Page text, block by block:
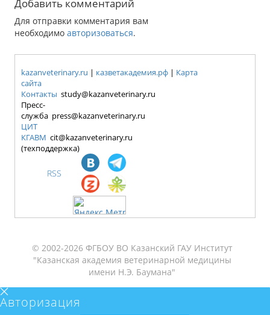
Добавить комментарий
Для отправки комментария вам
необходимо авторизоваться.
kazanveterinary.ru | казветакадемия.рф | Карта
сайта
Контакты study@kazanveterinary.ru
Пресс-
служба press@kazanveterinary.ru
ЦИТ
КГАВМ cit@kazanveterinary.ru
(техподдержка)
RSS
© 2002-2026 ФГБОУ ВО Казанский ГАУ Институт
"Казанская академия ветеринарной медицины
имени Н.Э. Баумана"
Авторизация